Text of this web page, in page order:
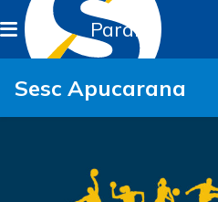
Paraná
Sesc Apucarana